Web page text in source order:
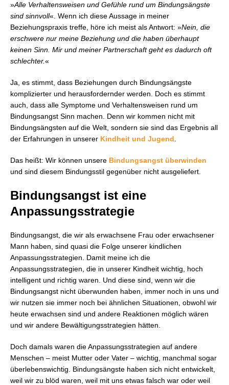
»Alle Verhaltensweisen und Gefühle rund um Bindungsängste
sind sinnvoll«. Wenn ich diese Aussage in meiner
Beziehungspraxis treffe, höre ich meist als Antwort: »Nein, die
erschwere nur meine Beziehung und die haben überhaupt
keinen Sinn. Mir und meiner Partnerschaft geht es dadurch oft
schlechter.«
Ja, es stimmt, dass Beziehungen durch Bindungsängste
komplizierter und herausfordernder werden. Doch es stimmt
auch, dass alle Symptome und Verhaltensweisen rund um
Bindungsangst Sinn machen. Denn wir kommen nicht mit
Bindungsängsten auf die Welt, sondern sie sind das Ergebnis all
der Erfahrungen in unserer Kindheit und Jugend
Das heißt: Wir können unsere Bindungsangst überwinden
und sind diesem Bindungsstil gegenüber nicht ausgeliefert.
Bindungsangst ist eine
Anpassungsstrategie
Bindungsangst, die wir als erwachsene Frau oder erwachsener
Mann haben, sind quasi die Folge unserer kindlichen
Anpassungsstrategien. Damit meine ich die
Anpassungsstrategien, die in unserer Kindheit wichtig, hoch
intelligent und richtig waren. Und diese sind, wenn wir die
Bindungsangst nicht überwunden haben, immer noch in uns und
wir nutzen sie immer noch bei ähnlichen Situationen, obwohl wir
heute erwachsen sind und andere Reaktionen möglich wären
und wir andere Bewältigungsstrategien hätten.
Doch damals waren die Anpassungsstrategien auf andere
Menschen – meist Mutter oder Vater – wichtig, manchmal sogar
überlebenswichtig. Bindungsängste haben sich nicht entwickelt,
weil wir zu blöd waren, weil mit uns etwas falsch war oder weil